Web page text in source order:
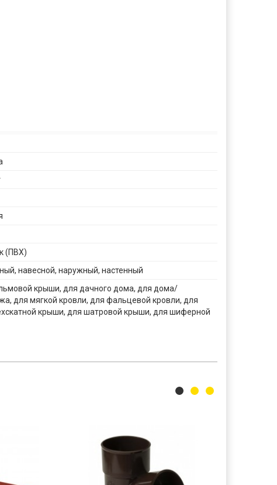
(ПВХ)
навесной, наружный, настенный
крыши, для дачного дома, для дома/
для мягкой кровли, для фальцевой кровли, для
крыши, для шатровой крыши, для шиферной